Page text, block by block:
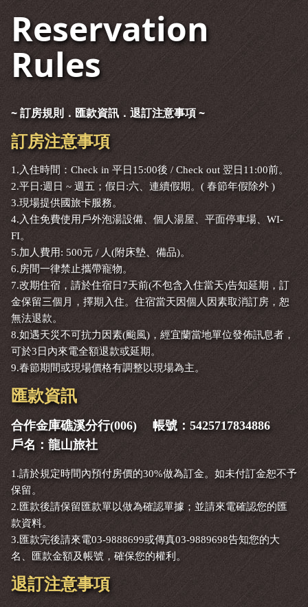
Reservation
Rules
~ 訂房規則．匯款資訊．退訂注意事項 ~
訂房注意事項
1.入住時間：Check in 平日15:00後 / Check out 翌日11:00前。
2.平日:週日 ~ 週五；假日:六、連續假期。( 春節年假除外 )
3.現場提供國旅卡服務。
4.入住免費使用戶外泡湯設備、個人湯屋、平面停車場、WI-
FI。
5.加人費用: 500元 / 人(附床墊、備品)。
6.房間一律禁止攜帶寵物。
7.改期住宿，請於住宿日7天前(不包含入住當天)告知延期，訂
金保留三個月，擇期入住。住宿當天因個人因素取消訂房，恕
無法退款。
8.如遇天災不可抗力因素(颱風)，經宜蘭當地單位發佈訊息者，
可於3日內來電全額退款或延期。
9.春節期間或現場價格有調整以現場為主。
匯款資訊
合作金庫礁溪分行(006) 帳號：5425717834886
戶名：龍山旅社
1.請於規定時間內預付房價的30%做為訂金。如未付訂金恕不予
保留。
2.匯款後請保留匯款單以做為確認單據；並請來電確認您的匯
款資料。
3.匯款完後請來電03-9888699或傳真03-9889698告知您的大
名、匯款金額及帳號，確保您的權利。
退訂注意事項